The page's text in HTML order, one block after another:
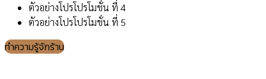
ตัวอย่างโปรโปรโมชั่น ที่ 4
ตัวอย่างโปรโปรโมชั่น ที่ 5
ทำความรู้จักร้าน